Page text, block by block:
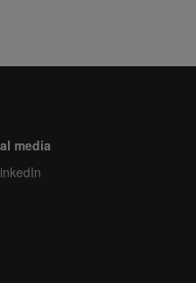
media